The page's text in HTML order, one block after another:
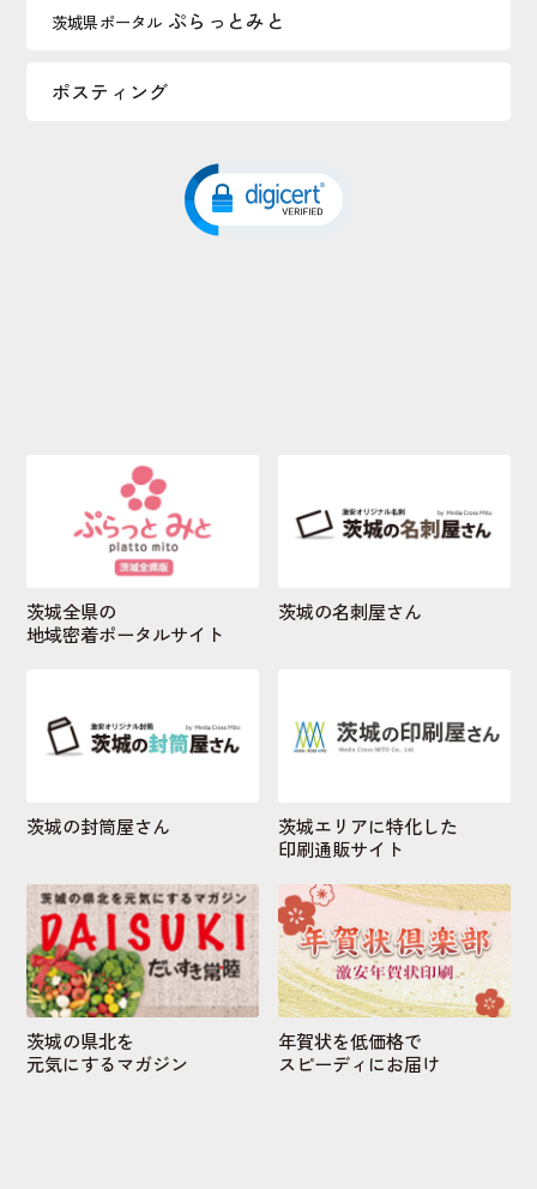
茨城県ポータル ぷらっとみと
ポスティング
茨城全県の
地域密着ポータルサイト
茨城の名刺屋さん
茨城の封筒屋さん
茨城エリアに特化した
印刷通販サイト
茨城の県北を
元気にするマガジン
年賀状を低価格で
スピーディにお届け